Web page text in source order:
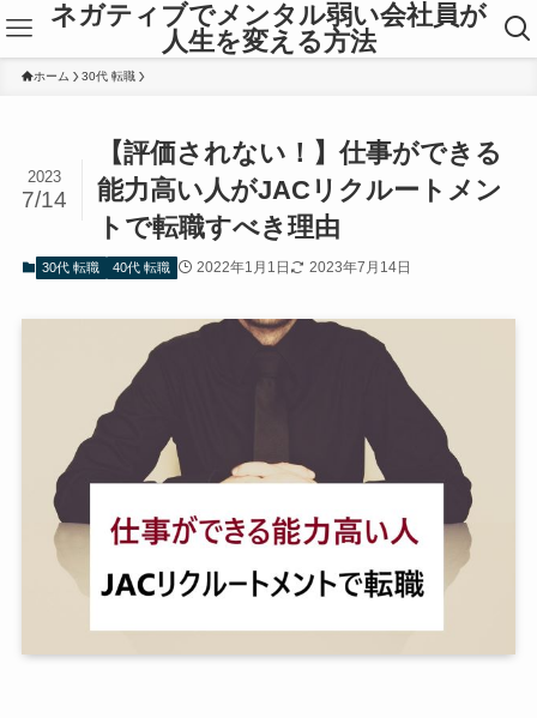
ネガティブでメンタル弱い会社員が
人生を変える方法
ホーム 30代 転職
【評価されない！】仕事ができる
能力高い人がJACリクルートメン
トで転職すべき理由
2023
7/14
30代 転職 40代 転職 2022年1月1日 2023年7月14日